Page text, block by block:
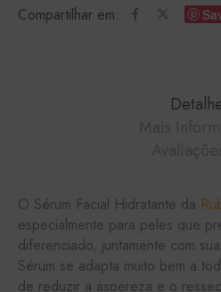
Compartilhar em:
O Sérum Facial Hidratante da
especialmente para peles que
diferenciado, juntamente com
Sérum se adapta muito bem a
de reduzir a aspereza e o